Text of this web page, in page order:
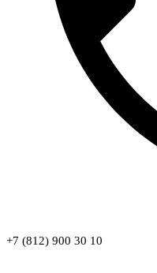
+7 (812) 900 30 10